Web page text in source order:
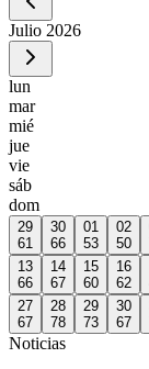
Julio 2026
lun
mar
mié
jue
vie
sáb
dom
29
61
30
66
01
53
02
50
13
66
14
67
15
60
16
62
27
67
28
78
29
73
30
67
Noticias